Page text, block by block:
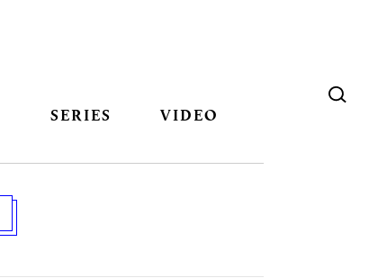
SERIES VIDEO